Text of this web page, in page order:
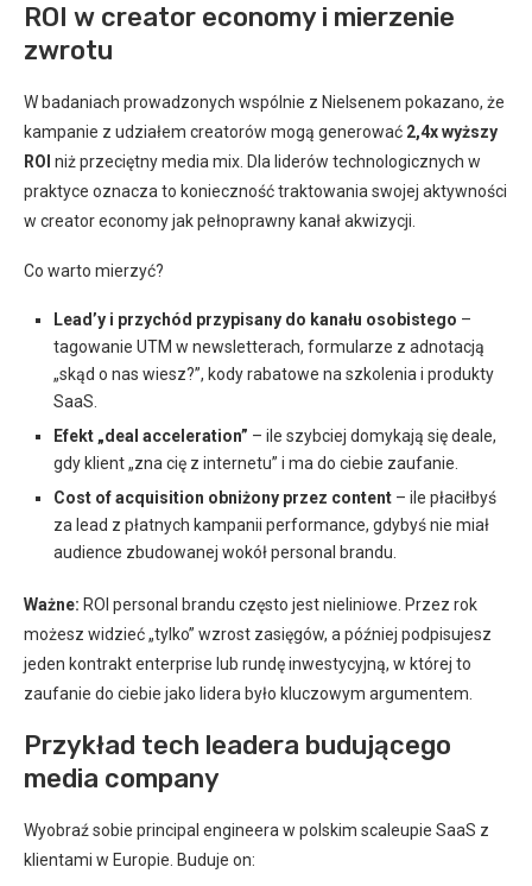
ROI w creator economy i mierzenie
zwrotu
W badaniach prowadzonych wspólnie z Nielsenem pokazano, że
kampanie z udziałem creatorów mogą generować 2,4x wyższy
ROI niż przeciętny media mix. Dla liderów technologicznych w
praktyce oznacza to konieczność traktowania swojej aktywności
w creator economy jak pełnoprawny kanał akwizycji.
Co warto mierzyć?
Lead’y i przychód przypisany do kanału osobistego –
tagowanie UTM w newsletterach, formularze z adnotacją
„skąd o nas wiesz?”, kody rabatowe na szkolenia i produkty
SaaS.
Efekt „deal acceleration” – ile szybciej domykają się deale,
gdy klient „zna cię z internetu” i ma do ciebie zaufanie.
Cost of acquisition obniżony przez content – ile płaciłbyś
za lead z płatnych kampanii performance, gdybyś nie miał
audience zbudowanej wokół personal brandu.
Ważne: ROI personal brandu często jest nieliniowe. Przez rok
możesz widzieć „tylko” wzrost zasięgów, a później podpisujesz
jeden kontrakt enterprise lub rundę inwestycyjną, w której to
zaufanie do ciebie jako lidera było kluczowym argumentem.
Przykład tech leadera budującego
media company
Wyobraź sobie principal engineera w polskim scaleupie SaaS z
klientami w Europie. Buduje on: